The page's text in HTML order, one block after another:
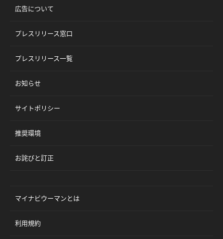
広告について
プレスリリース窓口
プレスリリース一覧
お知らせ
サイトポリシー
推奨環境
お詫びと訂正
マイナビウーマンとは
利用規約